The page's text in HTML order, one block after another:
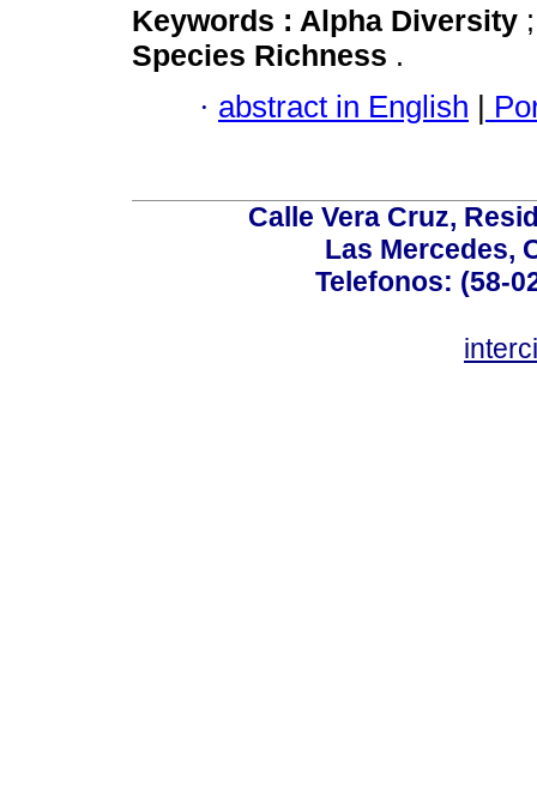
Keywords : Alpha Diversity
Species Richness .
· abstract in English |
Calle Vera Cruz,
Las Mercedes,
Telefonos: (58-